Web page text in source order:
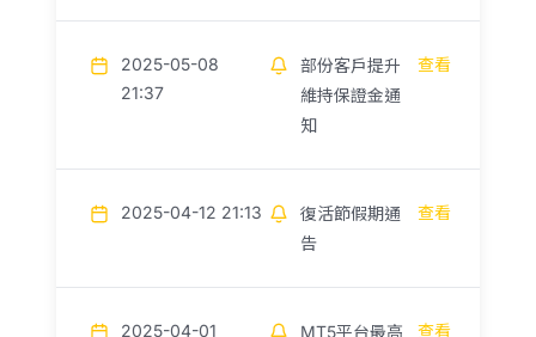
2025-05-08
21:37
部份客戶提升
維持保證金通
知
查看
2025-04-12 21:13
復活節假期通
告
查看
2025-04-01
MT5平台最高
查看